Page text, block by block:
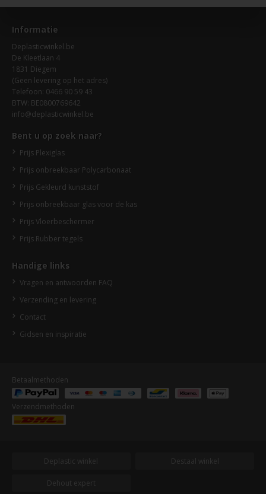
Informatie
Deplasticwinkel.be
De Kleetlaan 4
1831 Diegem
(Geen levering op het adres)
Telefoon: 0466 90 59 43
BTW: BE0800769642
info@deplasticwinkel.be
Bent u op zoek naar?
Prijs Plexiglas
Prijs onbreekbaar Polycarbonaat
Prijs Gekleurd kunststof
Prijs onbreekbaar glas voor de kas
Prijs Vloerbeschermer
Prijs Rubber tegels
Handige links
Vragen en antwoorden FAQ
Verzending en levering
Contact
Gidsen en inspiratie
Betaalmethoden
Verzendmethoden
Deplastic winkel Destaal winkel
Dehout expert